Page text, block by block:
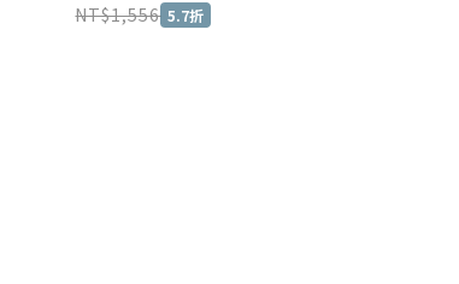
NT$1,556 5.7折